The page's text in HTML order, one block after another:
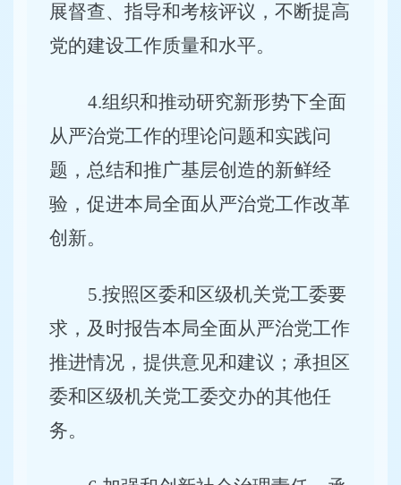
展督查、指导和考核评议，不断提高
党的建设工作质量和水平。
4.组织和推动研究新形势下全面
从严治党工作的理论问题和实践问
题，总结和推广基层创造的新鲜经
验，促进本局全面从严治党工作改革
创新。
5.按照区委和区级机关党工委要
求，及时报告本局全面从严治党工作
推进情况，提供意见和建议；承担区
委和区级机关党工委交办的其他任
务。